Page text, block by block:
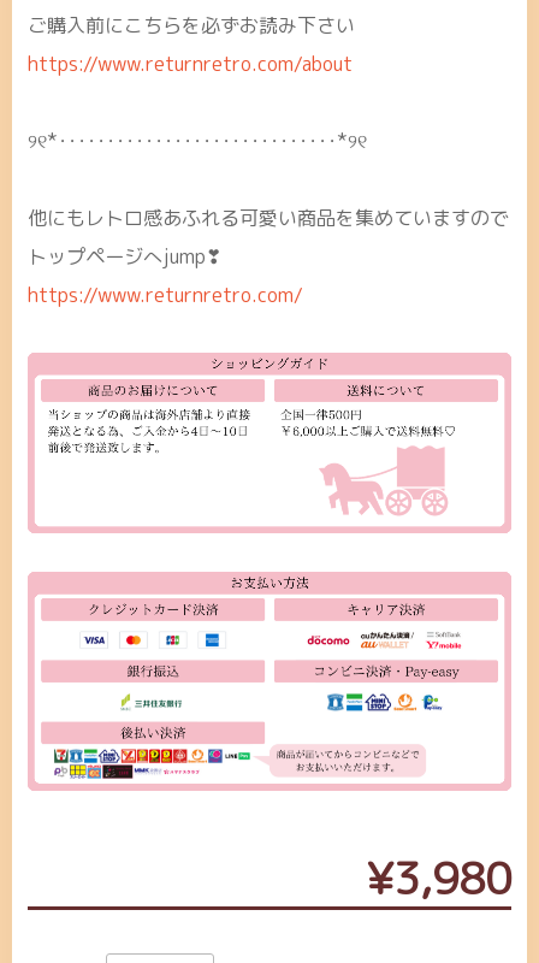
ご購入前にこちらを必ずお読み下さい
https://www.returnretro.com/about
୨୧*･････････････････････････････*୨୧
他にもレトロ感あふれる可愛い商品を集めていますので
トップページへjump❣
https://www.returnretro.com/
¥3,980